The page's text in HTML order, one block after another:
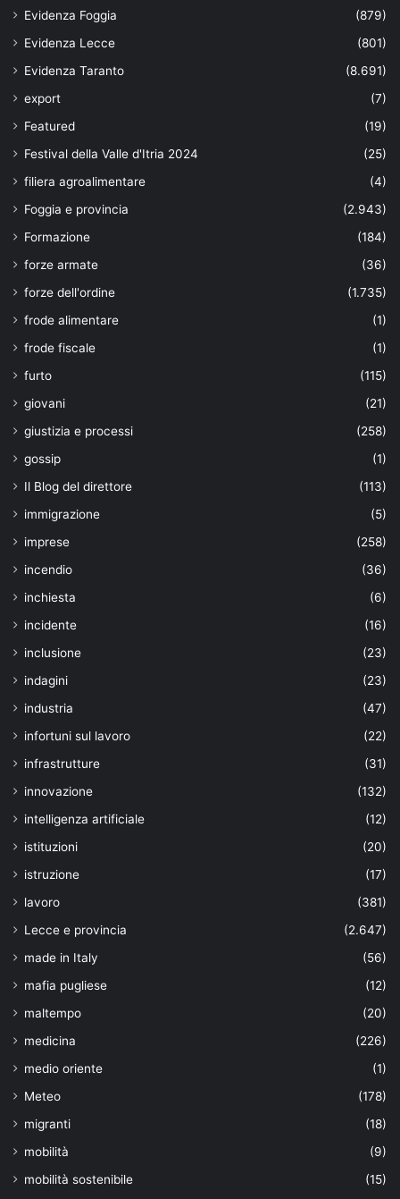
Evidenza Foggia
(879)
Evidenza Lecce
(801)
Evidenza Taranto
(8.691)
export
(7)
Featured
(19)
Festival della Valle d'Itria 2024
(25)
filiera agroalimentare
(4)
Foggia e provincia
(2.943)
Formazione
(184)
forze armate
(36)
forze dell'ordine
(1.735)
frode alimentare
(1)
frode fiscale
(1)
furto
(115)
giovani
(21)
giustizia e processi
(258)
gossip
(1)
Il Blog del direttore
(113)
immigrazione
(5)
imprese
(258)
incendio
(36)
inchiesta
(6)
incidente
(16)
inclusione
(23)
indagini
(23)
industria
(47)
infortuni sul lavoro
(22)
infrastrutture
(31)
innovazione
(132)
intelligenza artificiale
(12)
istituzioni
(20)
istruzione
(17)
lavoro
(381)
Lecce e provincia
(2.647)
made in Italy
(56)
mafia pugliese
(12)
maltempo
(20)
medicina
(226)
medio oriente
(1)
Meteo
(178)
migranti
(18)
mobilità
(9)
mobilità sostenibile
(15)